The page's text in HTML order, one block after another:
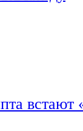
встают